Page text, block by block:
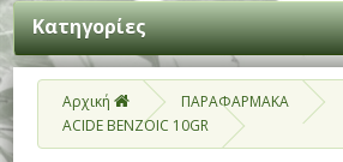
Κατηγορίες
Αρχική
ΠΑΡΑΦΑΡΜΑΚΑ
ACIDE BENZOIC 10GR